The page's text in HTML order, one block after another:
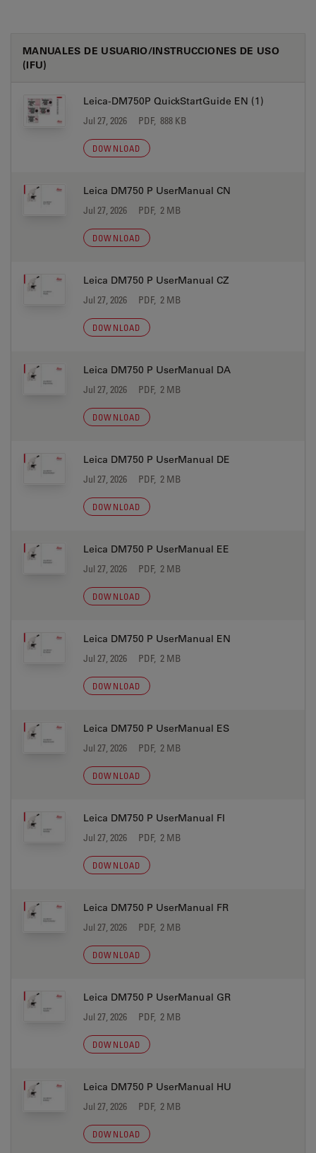
MANUALES DE USUARIO/INSTRUCCIONES DE USO
(IFU)
Leica-DM750P QuickStartGuide EN (1)
Jul 27, 2026 PDF, 888 KB
DOWNLOAD
Leica DM750 P UserManual CN
Jul 27, 2026 PDF, 2 MB
DOWNLOAD
Leica DM750 P UserManual CZ
Jul 27, 2026 PDF, 2 MB
DOWNLOAD
Leica DM750 P UserManual DA
Jul 27, 2026 PDF, 2 MB
DOWNLOAD
Leica DM750 P UserManual DE
Jul 27, 2026 PDF, 2 MB
DOWNLOAD
Leica DM750 P UserManual EE
Jul 27, 2026 PDF, 2 MB
DOWNLOAD
Leica DM750 P UserManual EN
Jul 27, 2026 PDF, 2 MB
DOWNLOAD
Leica DM750 P UserManual ES
Jul 27, 2026 PDF, 2 MB
DOWNLOAD
Leica DM750 P UserManual FI
Jul 27, 2026 PDF, 2 MB
DOWNLOAD
Leica DM750 P UserManual FR
Jul 27, 2026 PDF, 2 MB
DOWNLOAD
Leica DM750 P UserManual GR
Jul 27, 2026 PDF, 2 MB
DOWNLOAD
Leica DM750 P UserManual HU
Jul 27, 2026 PDF, 2 MB
DOWNLOAD